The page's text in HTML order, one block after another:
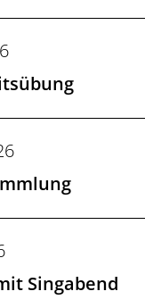
Singabend